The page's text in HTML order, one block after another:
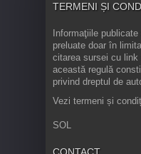
TERMENI ȘI
Informaţiile
preluate doar în
citarea sursei cu
această regulă
privind dreptul de
Vezi termeni și
SOL